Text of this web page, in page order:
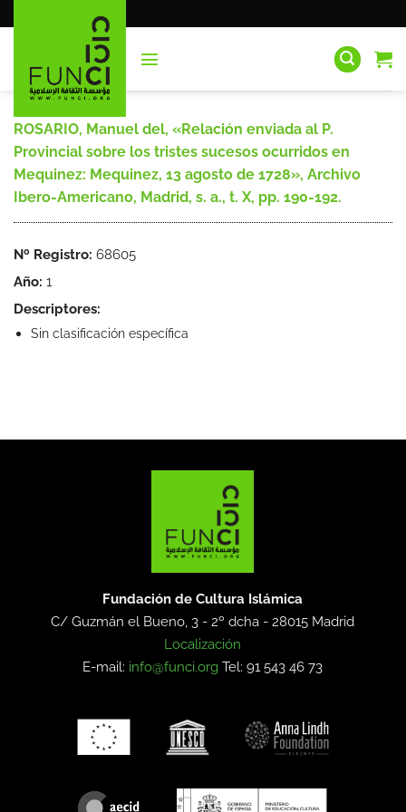
al
ROSARIO, Manuel del, «Relación enviada al P.
Provincial sobre los tristes sucesos ocurridos en
Mequinez: Mequinez, 13 agosto de 1728», Archivo
Ibero-Americano, Madrid, s. a., t. X, pp. 190-192.
Nº Registro: 68605
Año: 1
Descriptores:
Sin clasificación específica
Fundación de Cultura Islámica
C/ Guzmán el Bueno, 3 - 2º dcha -28015 Madrid
Localización
E-mail: info@funci.org Tel: 91 543 46 73